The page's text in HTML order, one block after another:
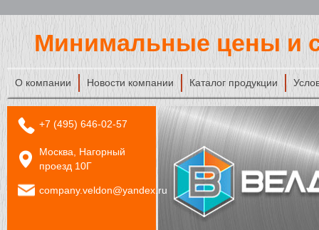
Минимальные цены и
О компании Новости компании Каталог продукции
+7 (495) 646-02-57
Москва, Нагорный
проезд 10Г
company.veldon@yandex.ru